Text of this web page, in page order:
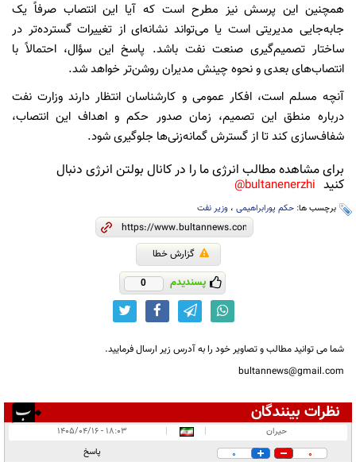
همچنین این پرسش نیز مطرح است که آیا این انتصاب صرفاً یک
جابه‌جایی مدیریتی است یا می‌تواند نشانه‌ای از تغییرات گسترده‌تر در
ساختار تصمیم‌گیری صنعت نفت باشد. پاسخ این سؤال، احتمالاً با
انتصاب‌های بعدی و نحوه چینش مدیران روشن‌تر خواهد شد.
آنچه مسلم است، افکار عمومی و کارشناسان انتظار دارند وزارت نفت
درباره منطق این تصمیم، زمان صدور حکم و اهداف این انتصاب،
شفاف‌سازی کند تا از گسترش گمانه‌زنی‌ها جلوگیری شود.
برای مشاهده مطالب انرژی ما را در کانال بولتن انرژی دنبال
کنید bultanenerzhi@
برچسب ها: حکم پورابراهیمی ، وزیر نفت
گزارش خطا
پسندیدم 0
شما می توانید مطالب و تصاویر خود را به آدرس زیر ارسال فرمایید.
bultannews@gmail.com
نظرات بینندگان
در انتظار بررسی:
حیران |
|
۱۸:۰۳ - ۱۴۰۵/۰۴/۱۶
0
0 پاسخ